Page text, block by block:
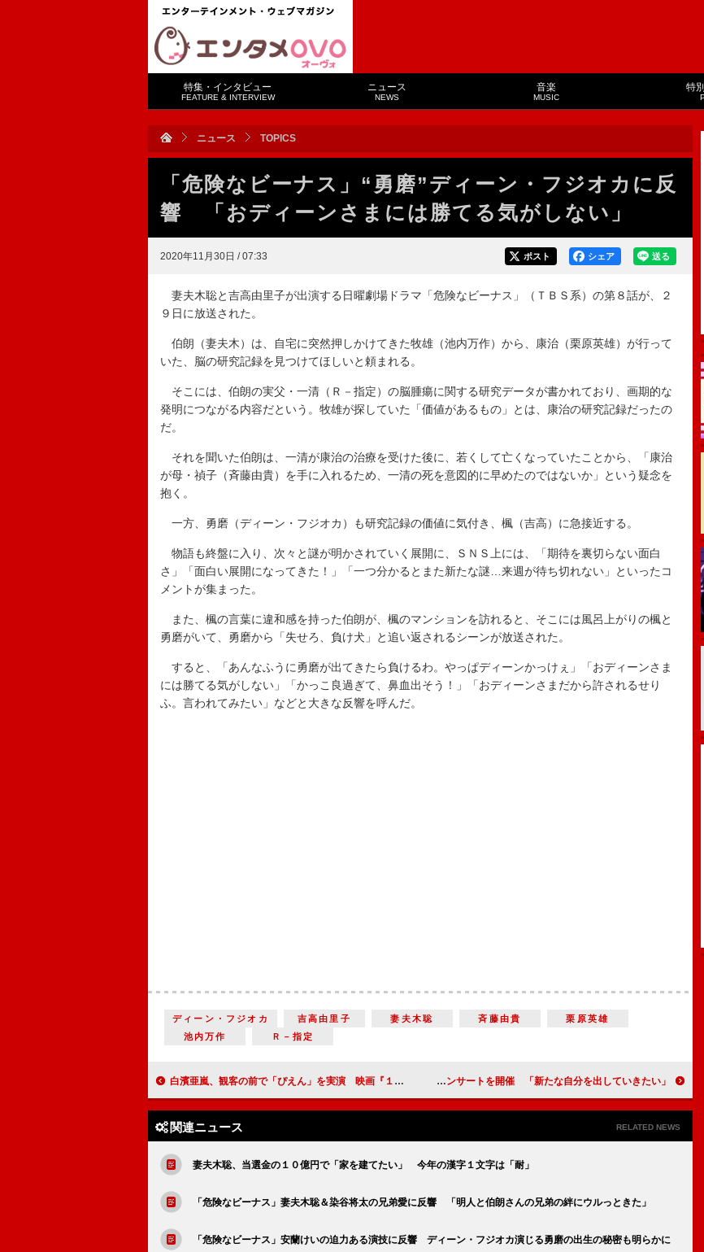
特集・インタビュー
FEATURE & INTERVIEW
ニュース
NEWS
音楽
MUSIC
特
ニュース TOPICS
「危険なビーナス」“勇磨”ディーン・フジオカに反
響 「おディーンさまには勝てる気がしない」
2020年11月30日 / 07:33 送る
シェア
ポスト
妻夫木聡と吉高由里子が出演する日曜劇場ドラマ「危険なビーナス」（ＴＢＳ系）の第８話が、２
９日に放送された。
伯朗（妻夫木）は、自宅に突然押しかけてきた牧雄（池内万作）から、康治（栗原英雄）が行って
いた、脳の研究記録を見つけてほしいと頼まれる。
そこには、伯朗の実父・一清（Ｒ－指定）の脳腫瘍に関する研究データが書かれており、画期的な
発明につながる内容だという。牧雄が探していた「価値があるもの」とは、康治の研究記録だったの
だ。
それを聞いた伯朗は、一清が康治の治療を受けた後に、若くして亡くなっていたことから、「康治
が母・禎子（斉藤由貴）を手に入れるため、一清の死を意図的に早めたのではないか」という疑念を
抱く。
一方、勇磨（ディーン・フジオカ）も研究記録の価値に気付き、楓（吉高）に急接近する。
物語も終盤に入り、次々と謎が明かされていく展開に、ＳＮＳ上には、「期待を裏切らない面白
さ」「面白い展開になってきた！」「一つ分かるとまた新たな謎…来週が待ち切れない」といったコ
メントが集まった。
また、楓の言葉に違和感を持った伯朗が、楓のマンションを訪れると、そこには風呂上がりの楓と
勇磨がいて、勇磨から「失せろ、負け犬」と追い返されるシーンが放送された。
すると、「あんなふうに勇磨が出てきたら負けるわ。やっぱディーンかっけぇ」「おディーンさま
には勝てる気がしない」「かっこ良過ぎて、鼻血出そう！」「おディーンさまだから許されるせり
ふ。言われてみたい」などと大きな反響を呼んだ。
ディーン・フジオカ 吉高由里子 妻夫木聡 斉藤由貴
栗原英雄
池内万作
Ｒ－指定
白濱亜嵐、観客の前で「ぴえん」を実演 映画『１０万分の１』初日舞台あいさつ 東啓介が初のソロコンサートを開催 「新たな自分を出していきたい」
関連ニュース RELATED NEWS
妻夫木聡、当選金の１０億円で「家を建てたい」 今年の漢字１文字は「耐」
「危険なビーナス」妻夫木聡＆染谷将太の兄弟愛に反響 「明人と伯朗さんの兄弟の絆にウルっときた」
「危険なビーナス」安蘭けいの迫力ある演技に反響 ディーン・フジオカ演じる勇磨の出生の秘密も明らかに